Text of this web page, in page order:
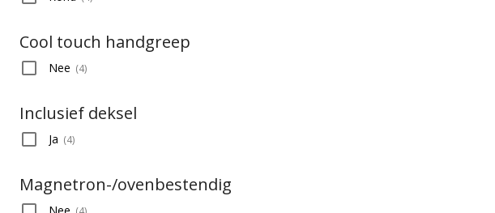
Cool touch handgreep
Nee (4)
Inclusief deksel
Ja (4)
Magnetron-/​ovenbestendig
Nee